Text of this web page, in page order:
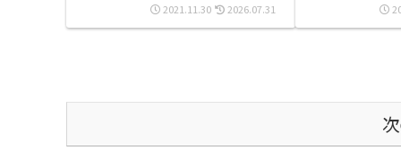
2021.11.30 2026.07.31